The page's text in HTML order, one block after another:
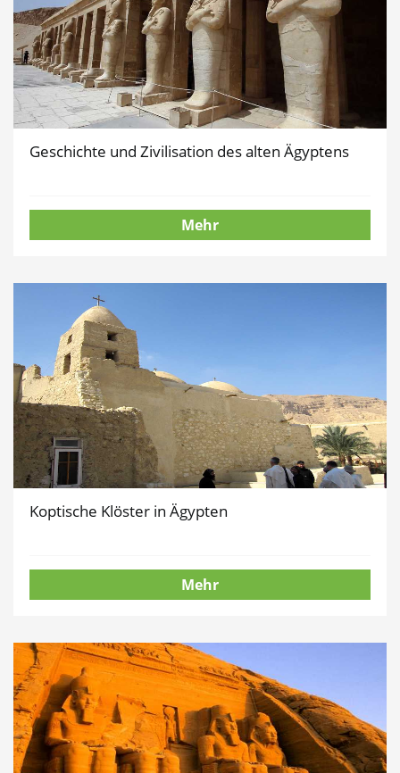
Geschichte und Zivilisation des alten Ägyptens
Mehr
Koptische Klöster in Ägypten
Mehr